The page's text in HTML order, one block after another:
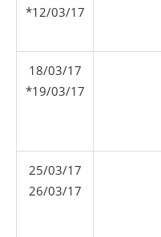
*12/03/17
18/03/17
*19/03/17
25/03/17
26/03/17